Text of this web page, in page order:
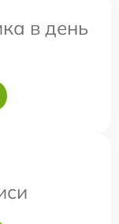
в день